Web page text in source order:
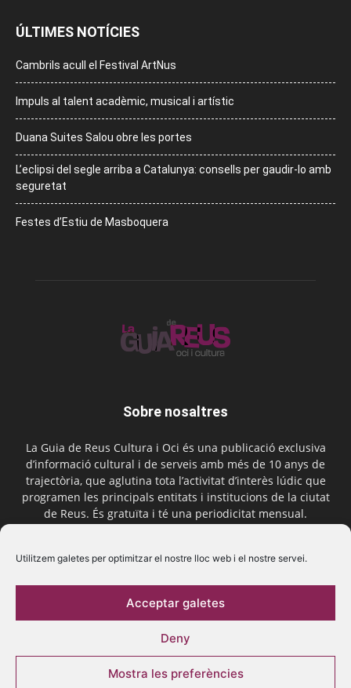
Utilitzem galetes per optimitzar el nostre lloc web i el nostre servei.
Acceptar galetes
Deny
Mostra les preferències
ÚLTIMES NOTÍCIES
Cambrils acull el Festival ArtNus
Impuls al talent acadèmic, musical i artístic
Duana Suites Salou obre les portes
L’eclipsi del segle arriba a Catalunya: consells per gaudir-lo amb
seguretat
Festes d’Estiu de Masboquera
Sobre nosaltres
La Guia de Reus Cultura i Oci és una publicació exclusiva
d’informació cultural i de serveis amb més de 10 anys de
trajectòria, que aglutina tota l’activitat d’interès lúdic que
programen les principals entitats i institucions de la ciutat
de Reus. És gratuïta i té una periodicitat mensual.
Segueix-nos